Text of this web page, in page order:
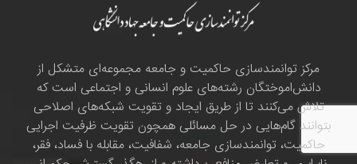
مرکز توانمندسازی حاکمیت و جامعه مجموعه‌ای متشکل از
دانش‌اموختگان رشته‌های علوم انسانی و اجتماعی است که
تلاش می‌کنند تا از طریق ایجاد و تقویت شبکه‌های اصلاحی
بتوانند گام‌هایی در حل مسائلی همچون تقویت ظرفیت اجرایی
حاکمیت، توانمندسازی جامعه، شفافیت، مقابله با فساد، فقر،